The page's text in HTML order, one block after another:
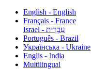
English - English
Français - France
עִבְרִית - Israel
Português - Brazil
Українська - Ukraine
Englis - India
Multilingual